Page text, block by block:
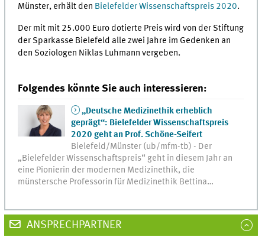
Münster, erhält den Bielefelder Wissenschaftspreis 2020.
Der mit mit 25.000 Euro dotierte Preis wird von der Stiftung
der Sparkasse Bielefeld alle zwei Jahre im Gedenken an
den Soziologen Niklas Luhmann vergeben.
Folgendes könnte Sie auch interessieren:
„Deutsche Medizinethik erheblich
geprägt“: Bielefelder Wissenschaftspreis
2020 geht an Prof. Schöne-Seifert
Bielefeld/Münster (ub/mfm-tb) - Der
„Bielefelder Wissenschaftspreis“ geht in diesem Jahr an
eine Pionierin der modernen Medizinethik, die
münstersche Professorin für Medizinethik Bettina…
ANSPRECHPARTNER